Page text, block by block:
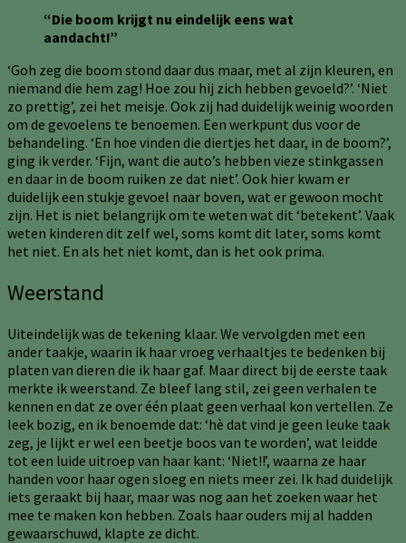
“Die boom krijgt nu eindelijk eens wat
aandacht!”
‘Goh zeg die boom stond daar dus maar, met al zijn kleuren, en
niemand die hem zag! Hoe zou hij zich hebben gevoeld?’. ‘Niet
zo prettig’, zei het meisje. Ook zij had duidelijk weinig woorden
om de gevoelens te benoemen. Een werkpunt dus voor de
behandeling. ‘En hoe vinden die diertjes het daar, in de boom?’,
ging ik verder. ‘Fijn, want die auto’s hebben vieze stinkgassen
en daar in de boom ruiken ze dat niet’. Ook hier kwam er
duidelijk een stukje gevoel naar boven, wat er gewoon mocht
zijn. Het is niet belangrijk om te weten wat dit ‘betekent’. Vaak
weten kinderen dit zelf wel, soms komt dit later, soms komt
het niet. En als het niet komt, dan is het ook prima.
Weerstand
Uiteindelijk was de tekening klaar. We vervolgden met een
ander taakje, waarin ik haar vroeg verhaaltjes te bedenken bij
platen van dieren die ik haar gaf. Maar direct bij de eerste taak
merkte ik weerstand. Ze bleef lang stil, zei geen verhalen te
kennen en dat ze over één plaat geen verhaal kon vertellen. Ze
leek bozig, en ik benoemde dat: ‘hè dat vind je geen leuke taak
zeg, je lijkt er wel een beetje boos van te worden’, wat leidde
tot een luide uitroep van haar kant: ‘Niet!!’, waarna ze haar
handen voor haar ogen sloeg en niets meer zei. Ik had duidelijk
iets geraakt bij haar, maar was nog aan het zoeken waar het
mee te maken kon hebben. Zoals haar ouders mij al hadden
gewaarschuwd, klapte ze dicht.